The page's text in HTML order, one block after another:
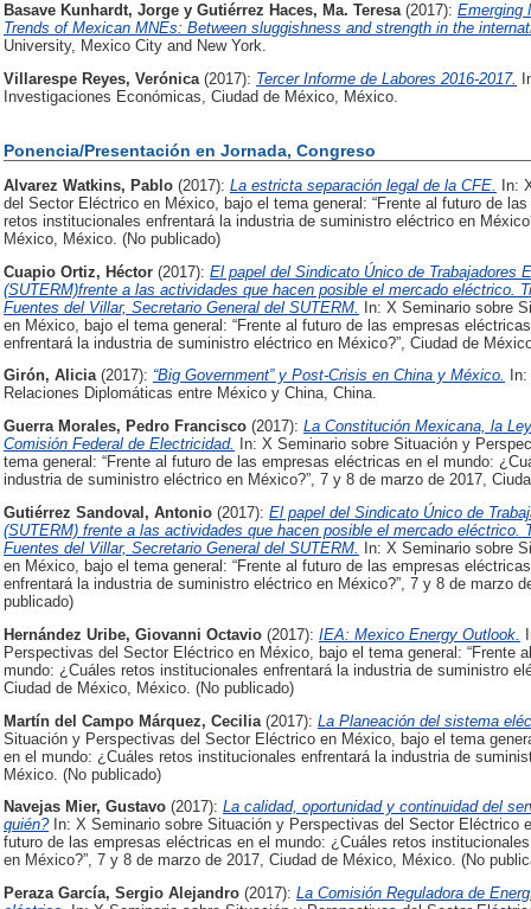
Basave Kunhardt, Jorge y Gutiérrez Haces, Ma. Teresa (2017): Emerging
Trends of Mexican MNEs: Between sluggishness and strength in the
University, Mexico City and New York.
Villarespe Reyes, Verónica (2017): Tercer Informe de Labores 2016-2017.
Investigaciones Económicas, Ciudad de México, México.
Ponencia/Presentación en Jornada, Congreso
Alvarez Watkins, Pablo (2017): La estricta separación legal de la CFE.
In:
del Sector Eléctrico en México, bajo el tema general: “Frente al futuro de
retos institucionales enfrentará la industria de suministro eléctrico en
México, México. (No publicado)
Cuapio Ortiz, Héctor (2017): El papel del Sindicato Único de Trabajadores
(SUTERM)frente a las actividades que hacen posible el mercado eléctrico.
Fuentes del Villar, Secretario General del SUTERM. In: X Seminario sobre
en México, bajo el tema general: “Frente al futuro de las empresas
enfrentará la industria de suministro eléctrico en México?”, Ciudad de
Girón, Alicia (2017): “Big Government” y Post-Crisis en China y México.
Relaciones Diplomáticas entre México y China, China.
Guerra Morales, Pedro Francisco (2017): La Constitución Mexicana, la
Comisión Federal de Electricidad.
In: X Seminario sobre Situación y
tema general: “Frente al futuro de las empresas eléctricas en el mundo:
industria de suministro eléctrico en México?”, 7 y 8 de marzo de 2017,
Gutiérrez Sandoval, Antonio (2017): El papel del Sindicato Único de
(SUTERM) frente a las actividades que hacen posible el mercado eléctrico.
Fuentes del Villar, Secretario General del SUTERM.
In: X Seminario sobre
en México, bajo el tema general: “Frente al futuro de las empresas
enfrentará la industria de suministro eléctrico en México?”, 7 y 8 de marzo
publicado)
Hernández Uribe, Giovanni Octavio (2017): IEA: Mexico Energy Outlook.
Perspectivas del Sector Eléctrico en México, bajo el tema general: “Frente
mundo: ¿Cuáles retos institucionales enfrentará la industria de suministro
Ciudad de México, México. (No publicado)
Martín del Campo Márquez, Cecilia (2017): La Planeación del sistema
Situación y Perspectivas del Sector Eléctrico en México, bajo el tema
en el mundo: ¿Cuáles retos institucionales enfrentará la industria de
México. (No publicado)
Navejas Mier, Gustavo (2017): La calidad, oportunidad y continuidad del
quién?In: X Seminario sobre Situación y Perspectivas del Sector Eléctrico
futuro de las empresas eléctricas en el mundo: ¿Cuáles retos
en México?”, 7 y 8 de marzo de 2017, Ciudad de México, México. (No
Peraza García, Sergio Alejandro (2017): La Comisión Reguladora de